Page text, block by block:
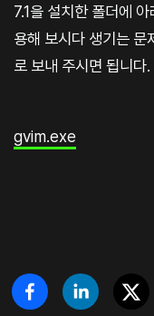
7.1을 설치한 폴더에
용해 보시다 생기는 문
로 보내 주시면 됩니다.
gvim.exe